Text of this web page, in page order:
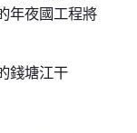
年夜國工程將
錢塘江干